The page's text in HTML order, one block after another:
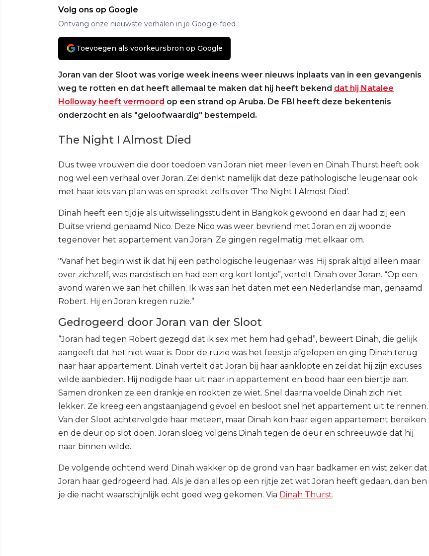
Volg ons op Google
Ontvang onze nieuwste verhalen in je Google-feed
Toevoegen als voorkeursbron op Google
Joran van der Sloot was vorige week ineens weer nieuws inplaats van in een gevangenis
weg te rotten en dat heeft allemaal te maken dat hij heeft bekend dat hij Natalee
Holloway heeft vermoord op een strand op Aruba. De FBI heeft deze bekentenis
onderzocht en als "geloofwaardig" bestempeld.
The Night I Almost Died
Dus twee vrouwen die door toedoen van Joran niet meer leven en Dinah Thurst heeft ook
nog wel een verhaal over Joran. Zei denkt namelijk dat deze pathologische leugenaar ook
met haar iets van plan was en spreekt zelfs over 'The Night I Almost Died'.
Dinah heeft een tijdje als uitwisselingsstudent in Bangkok gewoond en daar had zij een
Duitse vriend genaamd Nico. Deze Nico was weer bevriend met Joran en zij woonde
tegenover het appartement van Joran. Ze gingen regelmatig met elkaar om.
"Vanaf het begin wist ik dat hij een pathologische leugenaar was. Hij sprak altijd alleen maar
over zichzelf, was narcistisch en had een erg kort lontje”, vertelt Dinah over Joran. “Op een
avond waren we aan het chillen. Ik was aan het daten met een Nederlandse man, genaamd
Robert. Hij en Joran kregen ruzie.”
Gedrogeerd door Joran van der Sloot
“Joran had tegen Robert gezegd dat ik sex met hem had gehad”, beweert Dinah, die gelijk
aangeeft dat het niet waar is. Door de ruzie was het feestje afgelopen en ging Dinah terug
naar haar appartement. Dinah vertelt dat Joran bij haar aanklopte en zei dat hij zijn excuses
wilde aanbieden. Hij nodigde haar uit naar in appartement en bood haar een biertje aan.
Samen dronken ze een drankje en rookten ze wiet. Snel daarna voelde Dinah zich niet
lekker. Ze kreeg een angstaanjagend gevoel en besloot snel het appartement uit te rennen.
Van der Sloot achtervolgde haar meteen, maar Dinah kon haar eigen appartement bereiken
en de deur op slot doen. Joran sloeg volgens Dinah tegen de deur en schreeuwde dat hij
naar binnen wilde.
De volgende ochtend werd Dinah wakker op de grond van haar badkamer en wist zeker dat
Joran haar gedrogeerd had. Als je dan alles op een rijtje zet wat Joran heeft gedaan, dan ben
je die nacht waarschijnlijk echt goed weg gekomen. Via Dinah Thurst.